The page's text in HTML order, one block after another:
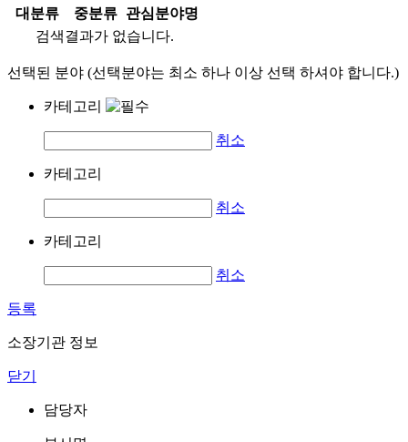
대분류
중분류
관심분야명
검색결과가 없습니다.
선택된 분야 (선택분야는 최소 하나 이상 선택 하셔야 합니다.)
카테고리
취소
카테고리
취소
카테고리
취소
등록
소장기관 정보
닫기
담당자